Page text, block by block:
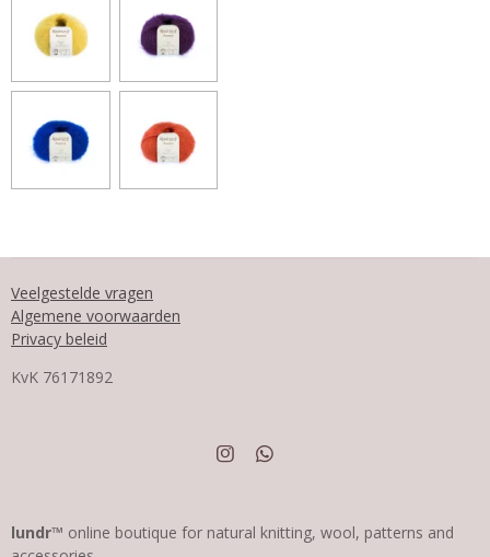
Veelgestelde vragen
Algemene voorwaarden
Privacy beleid
KvK 76171892
I
a
W
s
lundr™ online boutique for natural knitting, wool, patterns and